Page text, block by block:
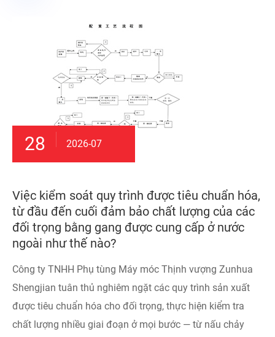
28 2026-07
Việc kiểm soát quy trình được tiêu chuẩn hóa,
từ đầu đến cuối đảm bảo chất lượng của các
đối trọng bằng gang được cung cấp ở nước
ngoài như thế nào?
Công ty TNHH Phụ tùng Máy móc Thịnh vượng Zunhua
Shengjian tuân thủ nghiêm ngặt các quy trình sản xuất
được tiêu chuẩn hóa cho đối trọng, thực hiện kiểm tra
chất lượng nhiều giai đoạn ở mọi bước — từ nấu chảy